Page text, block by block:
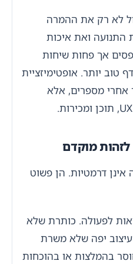
לא רק את ההמרה
התנועה ואת איכות
אך פחות שיחות
טוב יותר. אופטימיזציית
אחרי מספרים, אלא
לזהות מוקדם
אינן דרמטיות. הן פשוט
לפעולה. כותרת שלא
יפה שלא משרת
בהמלצות או בהוכחות